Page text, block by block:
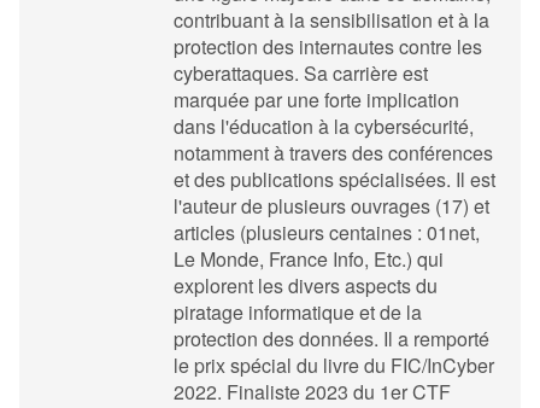
contribuant à la sensibilisation et à la
protection des internautes contre les
cyberattaques. Sa carrière est
marquée par une forte implication
dans l'éducation à la cybersécurité,
notamment à travers des conférences
et des publications spécialisées. Il est
l'auteur de plusieurs ouvrages (17) et
articles (plusieurs centaines : 01net,
Le Monde, France Info, Etc.) qui
explorent les divers aspects du
piratage informatique et de la
protection des données. Il a remporté
le prix spécial du livre du FIC/InCyber
2022. Finaliste 2023 du 1er CTF